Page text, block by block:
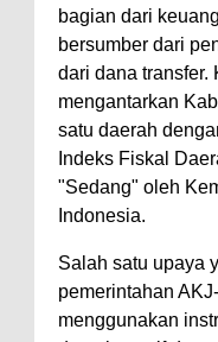
bagian dari
bersumber dari
dari dana transfer.
mengantarkan
satu daerah
Indeks Fiskal
"Sedang" oleh
Indonesia.
Salah satu upaya
pemerintahan
menggunakan